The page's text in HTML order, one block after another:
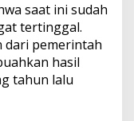
saat ini sudah
tertinggal.
dari pemerintah
hasil
tahun lalu